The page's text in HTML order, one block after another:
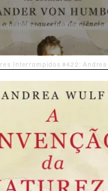
Interrompidos #422: Andrea Wulf - A